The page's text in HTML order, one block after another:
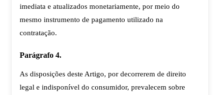
imediata e atualizados monetariamente, por meio do
mesmo instrumento de pagamento utilizado na
contratação.
Parágrafo 4.
As disposições deste Artigo, por decorrerem de direito
legal e indisponível do consumidor, prevalecem sobre